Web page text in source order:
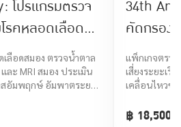
โปรแกรมตรวจ
รคหลอดเลือด
ลือดสมอง ตรวจน้ำตาล
ละ MRI สมอง ประเมิน
สอัมพฤกษ์ อัมพาตระยะ
34th
คัดกรอง
แพ็กเกจตรว
เสี่ยงระยะเ
เคลื่อนไหวช้
฿ 18,500